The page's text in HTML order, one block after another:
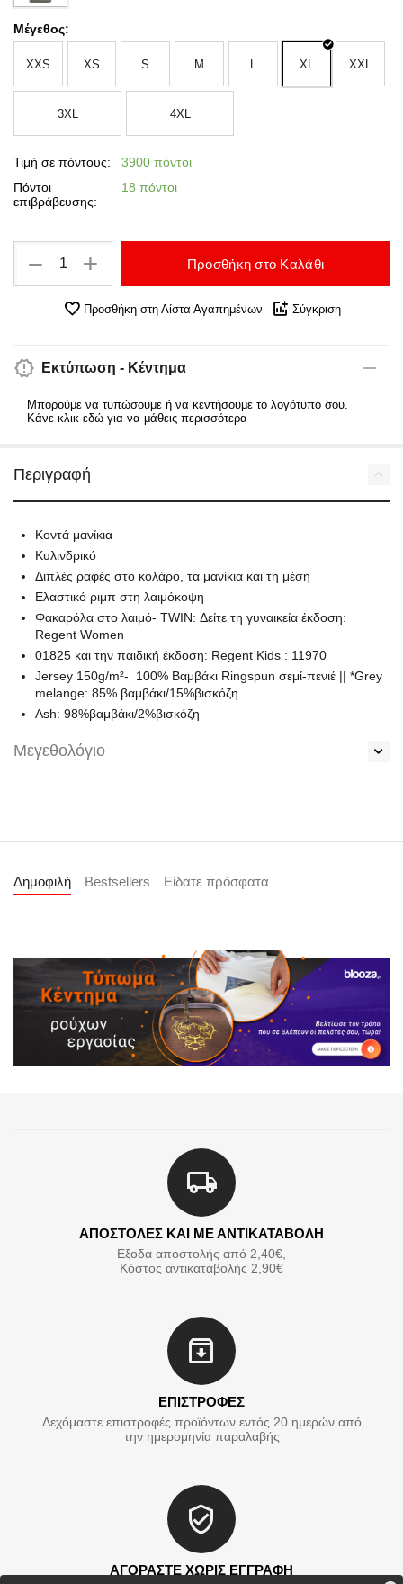
Μέγεθος:
XXS XS S M L XL XXL
3XL 4XL
Τιμή σε πόντους:
3900 πόντοι
Πόντοι
επιβράβευσης:
18 πόντοι
+
− Προσθήκη στο Καλάθι
Προσθήκη στη Λίστα Αγαπημένων Σύγκριση
Εκτύπωση - Κέντημα
Μπορούμε να τυπώσουμε ή να κεντήσουμε το λογότυπο σου.
Κάνε κλικ εδώ για να μάθεις περισσότερα
Περιγραφή
Κοντά μανίκια
Κυλινδρικό
Διπλές ραφές στο κολάρο, τα μανίκια και τη μέση
Ελαστικό ριμπ στη λαιμόκοψη
Φακαρόλα στο λαιμό- TWIN: Δείτε τη γυναικεία έκδοση:
Regent Women
01825 και την παιδική έκδοση: Regent Kids : 11970
Jersey 150g/m²- 100% Βαμβάκι Ringspun σεμί-πενιέ || *Grey
melange: 85% βαμβάκι/15%βισκόζη
Ash: 98%βαμβάκι/2%βισκόζη
Μεγεθολόγιο
Δημοφιλή Bestsellers Είδατε πρόσφατα
ΑΠΟΣΤΟΛΕΣ ΚΑΙ ΜΕ ΑΝΤΙΚΑΤΑΒΟΛΗ
Εξοδα αποστολής από 2,40€,
Κόστος αντικαταβολής 2,90€
ΕΠΙΣΤΡΟΦΕΣ
Δεχόμαστε επιστροφές προϊόντων εντός 20 ημερών από
την ημερομηνία παραλαβής
ΑΓΟΡΑΣΤΕ ΧΩΡΙΣ ΕΓΓΡΑΦΗ